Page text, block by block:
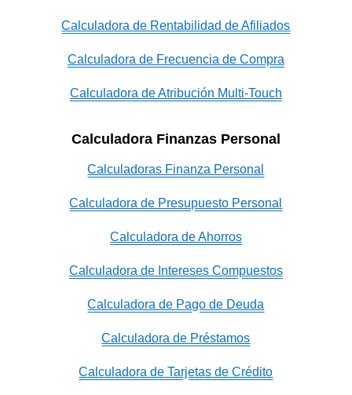
Calculadora de Rentabilidad de Afiliados
Calculadora de Frecuencia de Compra
Calculadora de Atribución Multi-Touch
Calculadora Finanzas Personal
Calculadoras Finanza Personal
Calculadora de Presupuesto Personal
Calculadora de Ahorros
Calculadora de Intereses Compuestos
Calculadora de Pago de Deuda
Calculadora de Préstamos
Calculadora de Tarjetas de Crédito